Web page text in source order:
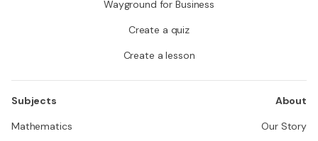
Wayground for Business
Create a quiz
Create a lesson
Subjects
Mathematics
About
Our Story